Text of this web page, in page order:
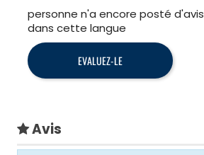
personne n'a encore posté d'avis
dans cette langue
EVALUEZ-LE
Avis